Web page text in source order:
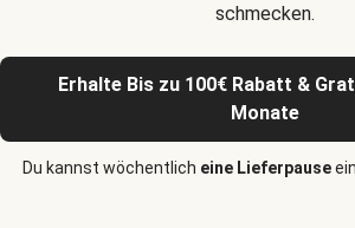
schmecken.
Erhalte Bis zu 100€ Rabatt &
Monate
Du kannst wöchentlich eine Lieferpause